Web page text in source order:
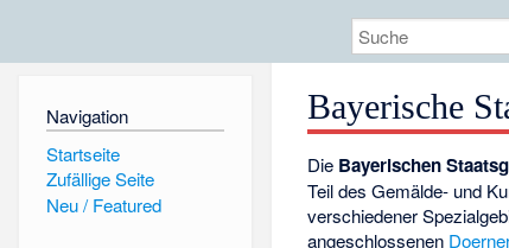
Navigation
Startseite
Zufällige Seite
Neu / Featured
Bayerische
Die Bayerischen
Teil des Gemälde- und
verschiedener
angeschlossenen